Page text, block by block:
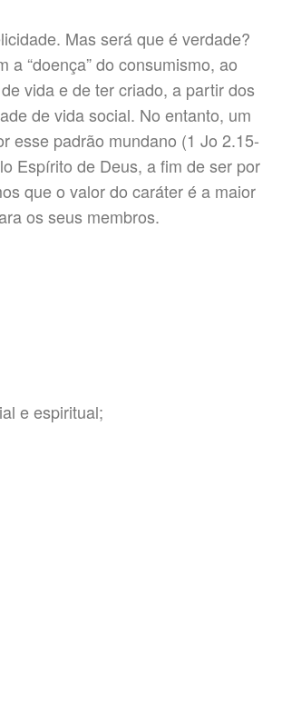
Mas será que é verdade?
“doença” do consumismo, ao
vida e de ter criado, a partir dos
de vida social. No entanto, um
esse padrão mundano (1 Jo 2.15-
Espírito de Deus, a fim de ser por
que o valor do caráter é a maior
os seus membros.
e espiritual;